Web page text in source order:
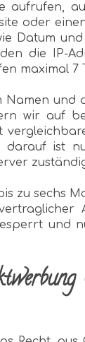
aufrufen,
oder
Datum
die IP-
maximal 7
Namen und
wir auf
darauf ist
zu sechs
und